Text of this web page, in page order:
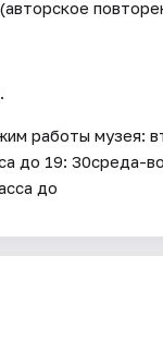
работы музея:
до 19: 30среда-
до